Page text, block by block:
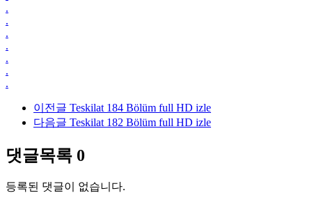
.
.
.
.
.
.
.
이전글 Teskilat 184 Bölüm full HD izle
다음글 Teskilat 182 Bölüm full HD izle
댓글목록 0
등록된 댓글이 없습니다.